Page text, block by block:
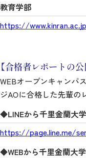
教育学部
https://
【合格者レポートの公
WEBオープンキャンパ
ジAOに合格した先輩の
◆LINEから千里金蘭大
https://page.line.me/
◆WEBから千里金蘭大